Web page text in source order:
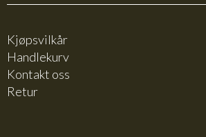
Kjøpsvilkår
Handlekurv
Kontakt oss
Retur